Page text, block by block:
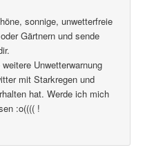
sonnige, unwetterfreie
Gärtnern und sende
Unwetterwarnung
mit Starkregen und
hat. Werde ich mich
:o(((( !